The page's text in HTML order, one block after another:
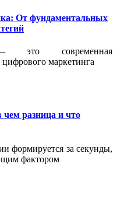
От фундаментальных
это современная
маркетинга
разница и что
формируется за секунды,
фактором